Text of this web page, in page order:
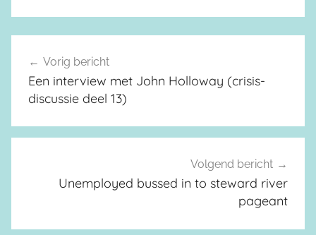
Berichtnavigatie
Vorig bericht
Een interview met John Holloway (crisis-
discussie deel 13)
Volgend bericht
Unemployed bussed in to steward river
pageant